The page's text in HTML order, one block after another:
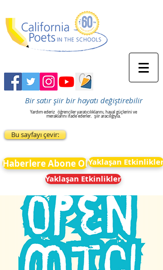
Bir satır şiir bir hayatı değiştirebilir
Yardım ederiz öğrenciler yaratıcılıklarını, hayal güçlerini ve
meraklarını ifade ederler. şiir aracılığıyla.
Bu sayfayı çevir:
Haberlere Abone OlYaklaşan Etkinlikler
Yaklaşan Etkinlikler